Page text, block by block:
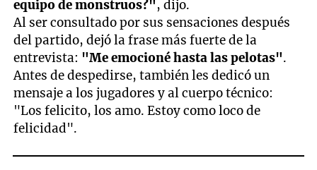
equipo de monstruos?", dijo.
Al ser consultado por sus sensaciones después
del partido, dejó la frase más fuerte de la
entrevista: "Me emocioné hasta las pelotas".
Antes de despedirse, también les dedicó un
mensaje a los jugadores y al cuerpo técnico:
"Los felicito, los amo. Estoy como loco de
felicidad".